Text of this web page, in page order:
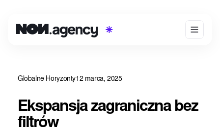
Globalne Horyzonty12 marca, 2025
Ekspansja zagraniczna bez
filtrów